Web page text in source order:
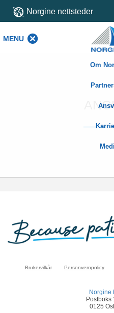
Norgine nettsteder
MENU
Om
Brukervilkår Personvernpolicy
Norgine
Postboks
0125